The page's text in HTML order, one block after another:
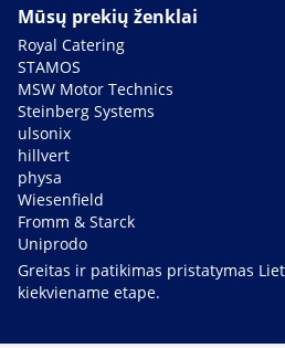
Mūsų prekių ženklai
Royal Catering
STAMOS
MSW Motor Technics
Steinberg Systems
ulsonix
hillvert
physa
Wiesenfield
Fromm & Starck
Uniprodo
Greitas ir patikimas pristatymas
kiekviename etape.